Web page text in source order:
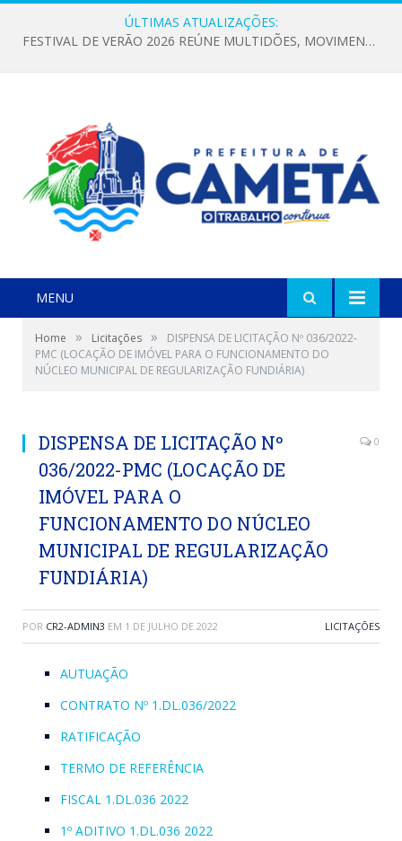
ÚLTIMAS ATUALIZAÇÕES:
FESTIVAL DE VERÃO 2026 REÚNE MULTIDÕES, MOVIMENTA A ECONOMIA E FORTALECE A CULTURA LOCAL
MENU
Home » Licitações »
DISPENSA DE LICITAÇÃO Nº 036/2022-
PMC (LOCAÇÃO DE IMÓVEL PARA O FUNCIONAMENTO DO
NÚCLEO MUNICIPAL DE REGULARIZAÇÃO FUNDIÁRIA)
DISPENSA DE LICITAÇÃO Nº
036/2022-PMC (LOCAÇÃO DE
IMÓVEL PARA O
FUNCIONAMENTO DO NÚCLEO
MUNICIPAL DE REGULARIZAÇÃO
FUNDIÁRIA)
0
POR CR2-ADMIN3 EM 1 DE JULHO DE 2022 LICITAÇÕES
AUTUAÇÃO
CONTRATO Nº 1.DL.036/2022
RATIFICAÇÃO
TERMO DE REFERÊNCIA
FISCAL 1.DL.036 2022
1º ADITIVO 1.DL.036 2022